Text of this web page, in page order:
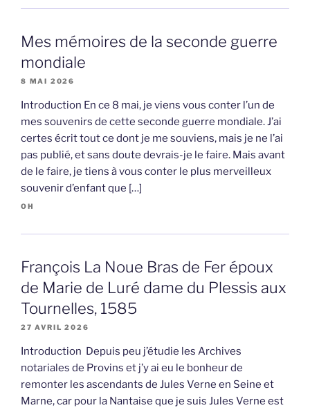
Mes mémoires de la seconde guerre
mondiale
8 MAI 2026
Introduction En ce 8 mai, je viens vous conter l’un de
mes souvenirs de cette seconde guerre mondiale. J’ai
certes écrit tout ce dont je me souviens, mais je ne l’ai
pas publié, et sans doute devrais-je le faire. Mais avant
de le faire, je tiens à vous conter le plus merveilleux
souvenir d’enfant que […]
OH
François La Noue Bras de Fer époux
de Marie de Luré dame du Plessis aux
Tournelles, 1585
27 AVRIL 2026
Introduction Depuis peu j’étudie les Archives
notariales de Provins et j’y ai eu le bonheur de
remonter les ascendants de Jules Verne en Seine et
Marne, car pour la Nantaise que je suis Jules Verne est